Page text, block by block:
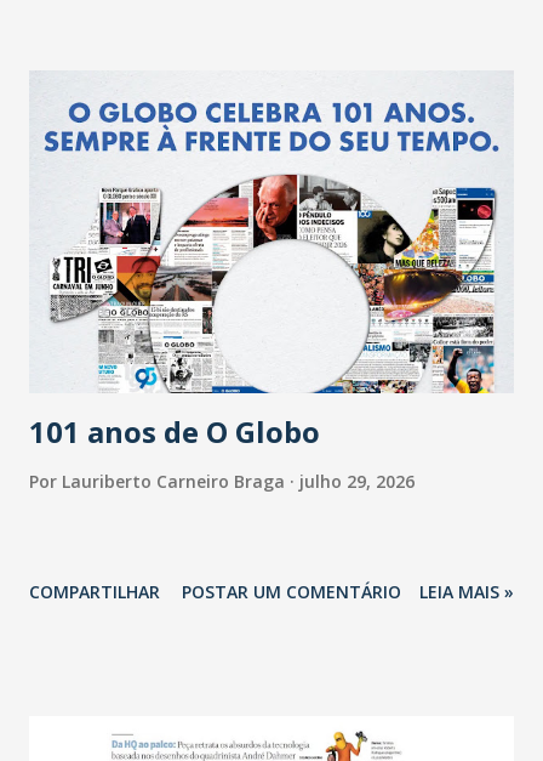
101 anos de O Globo
Por Lauriberto Carneiro Braga julho 29, 2026
COMPARTILHAR POSTAR UM COMENTÁRIO LEIA MAIS »